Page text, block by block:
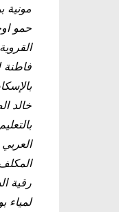
مونية
حمو
فاطنة
خالد
رقية
لمياء